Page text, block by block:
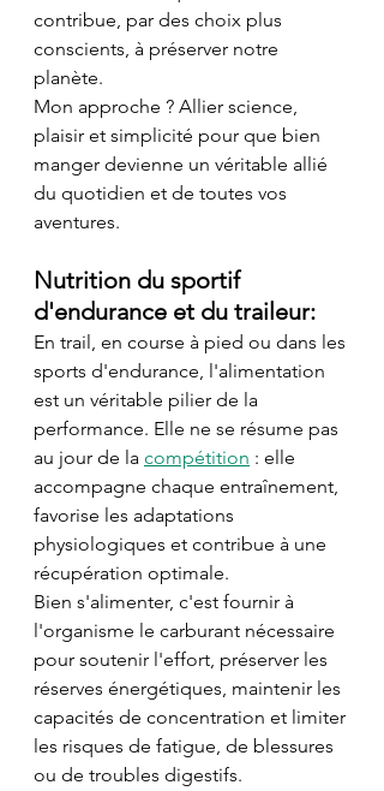
contribue, par des choix plus
conscients, à préserver notre
planète.
Mon approche ? Allier science,
plaisir et simplicité pour que bien
manger devienne un véritable allié
du quotidien et de toutes vos
aventures.
Nutrition du sportif
d'endurance et du traileur:
En trail, en course à pied ou dans les
sports d'endurance, l'alimentation
est un véritable pilier de la
performance. Elle ne se résume pas
au jour de la compétition : elle
accompagne chaque entraînement,
favorise les adaptations
physiologiques et contribue à une
récupération optimale.
Bien s'alimenter, c'est fournir à
l'organisme le carburant nécessaire
pour soutenir l'effort, préserver les
réserves énergétiques, maintenir les
capacités de concentration et limiter
les risques de fatigue, de blessures
ou de troubles digestifs.